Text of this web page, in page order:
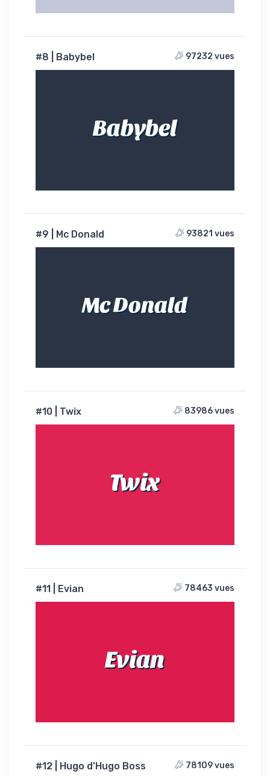
#8 | Babybel 97232 vues
Babybel
#9 | Mc Donald 93821 vues
Mc Donald
#10 | Twix 83986 vues
Twix
#11 | Evian 78463 vues
Evian
#12 | Hugo d'Hugo Boss 78109 vues